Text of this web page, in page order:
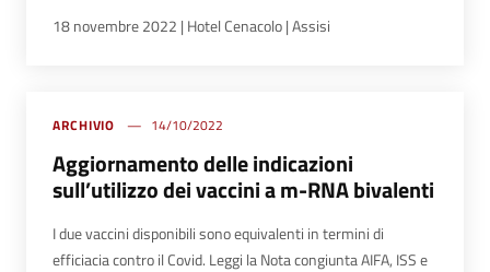
18 novembre 2022 | Hotel Cenacolo | Assisi
ARCHIVIO 14/10/2022
Aggiornamento delle indicazioni
sull’utilizzo dei vaccini a m-RNA bivalenti
I duevaccini disponibili sono equivalenti in termini di
efficiacia contro il Covid. Leggi laNota congiunta AIFA, ISS e